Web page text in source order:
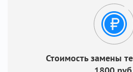
Стоимость замены